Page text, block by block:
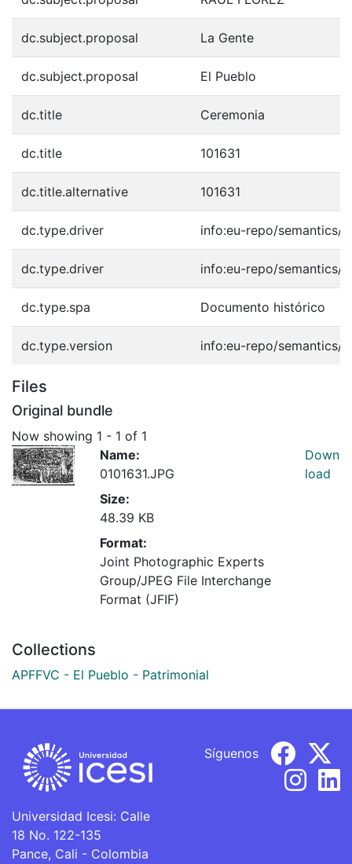
dc.subject.proposal La Gente
dc.subject.proposal El Pueblo
dc.title Ceremonia
dc.title 101631
dc.title.alternative 101631
dc.type.driver info:eu-repo/semantics/
dc.type.driver info:eu-repo/semantics/
dc.type.spa Documento histórico
dc.type.version info:eu-repo/semantics/
Files
Original bundle
Now showing 1 - 1 of 1
Name:
0101631.JPG
Size:
48.39 KB
Format:
Joint Photographic Experts
Group/JPEG File Interchange
Format (JFIF)
Down
load
Collections
APFFVC - El Pueblo - Patrimonial
Universidad Icesi: Calle
18 No. 122-135
Pance, Cali - Colombia
Síguenos